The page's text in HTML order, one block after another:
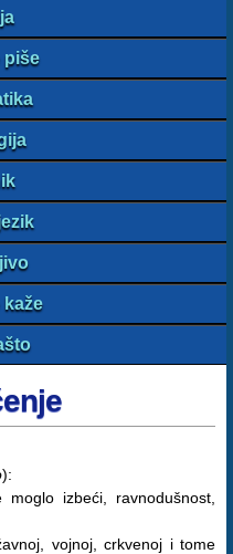
piše
kaže
):
izbeći, ravnodušnost,
vojnoj, crkvenoj i tome